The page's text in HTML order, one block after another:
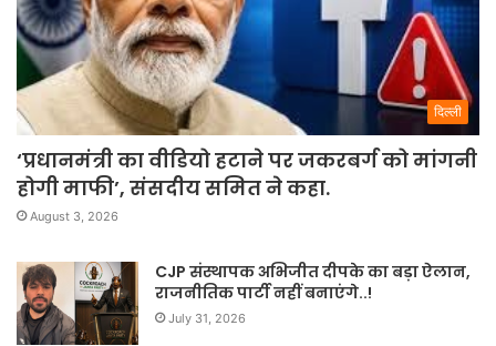
दिल्ली
‘प्रधानमंत्री का वीडियो हटाने पर जकरबर्ग को मांगनी
होगी माफी’, संसदीय समित ने कहा.
August 3, 2026
CJP संस्थापक अभिजीत दीपके का बड़ा ऐलान,
राजनीतिक पार्टी नहीं बनाएंगे..!
July 31, 2026